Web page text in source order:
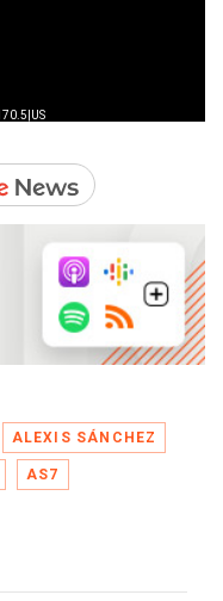
ALEXIS SÁNCHEZ
AS7